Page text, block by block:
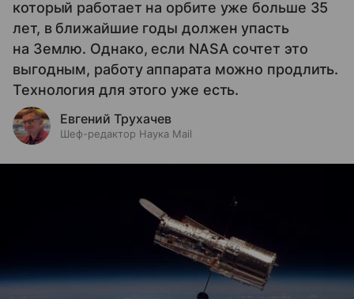
который работает на орбите уже больше 35
лет, в ближайшие годы должен упасть
на Землю. Однако, если NASA сочтет это
выгодным, работу аппарата можно продлить.
Технология для этого уже есть.
Евгений Трухачев
Шеф-редактор Наука Mail